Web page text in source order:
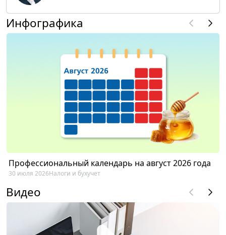
Инфографика
Профессиональный календарь на август 2026 года
30 июля 2026Налоги и бухучет
Видео